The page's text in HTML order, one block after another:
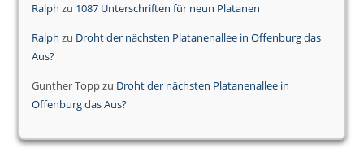
Ralph zu 1087 Unterschriften für neun Platanen
Ralph zu Droht der nächsten Platanenallee in Offenburg das
Aus?
Gunther Toppzu Droht der nächsten Platanenallee in
Offenburg das Aus?